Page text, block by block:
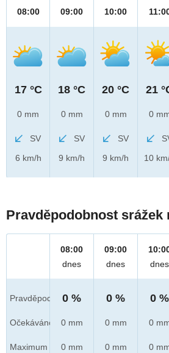
08:00
17 °C
0 mm
SV
6 km/h
09:00
18 °C
0 mm
SV
9 km/h
10:00
20 °C
0 mm
SV
9 km/h
21
0
10
Pravděpodobnost srážek
Pravděpod.
Očekáváno
Maximum
08:00
dnes
0 %
0 mm
0 mm
09:00
dnes
0 %
0 mm
0 mm
dnes
0 %
0
0